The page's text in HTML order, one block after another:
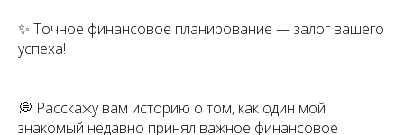
✨ Точное финансовое планирование — залог вашего
успеха!
💭 Расскажу вам историю о том, как один мой
знакомый недавно принял важное финансовое